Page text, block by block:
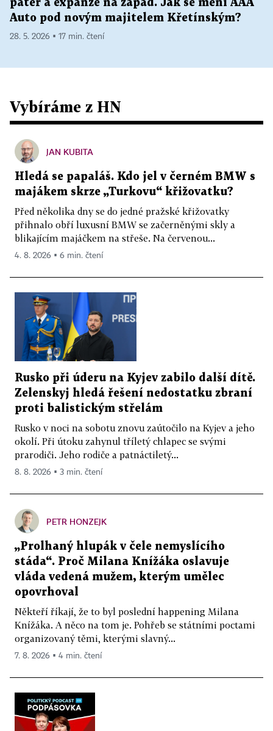
pater a expanze na západ. Jak se mění AAA
Auto pod novým majitelem Křetínským?
28. 5. 2026 ▪ 17 min. čtení
Vybíráme z HN
JAN KUBITA
Hledá se papaláš. Kdo jel v černém BMW s
majákem skrze „Turkovu“ křižovatku?
Před několika dny se do jedné pražské křižovatky
přihnalo obří luxusní BMW se začerněnými skly a
blikajícím majáčkem na střeše. Na červenou...
4. 8. 2026 ▪ 6 min. čtení
Rusko při úderu na Kyjev zabilo další dítě.
Zelenskyj hledá řešení nedostatku zbraní
proti balistickým střelám
Rusko v noci na sobotu znovu zaútočilo na Kyjev a jeho
okolí. Při útoku zahynul tříletý chlapec se svými
prarodiči. Jeho rodiče a patnáctiletý...
8. 8. 2026 ▪ 3 min. čtení
PETR HONZEJK
„Prolhaný hlupák v čele nemyslícího
stáda“. Proč Milana Knížáka oslavuje
vláda vedená mužem, kterým umělec
opovrhoval
Někteří říkají, že to byl poslední happening Milana
Knížáka. A něco na tom je. Pohřeb se státními poctami
organizovaný těmi, kterými slavný...
7. 8. 2026 ▪ 4 min. čtení